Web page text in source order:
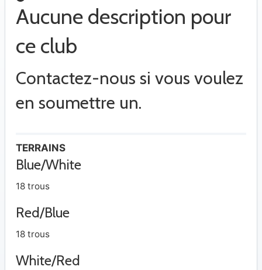
Aucune description pour
ce club
Contactez-nous si vous voulez
en soumettre un.
TERRAINS
Blue/White
18 trous
Red/Blue
18 trous
White/Red